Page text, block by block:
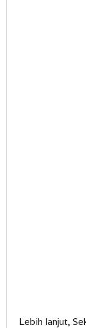
Lebih lanjut,